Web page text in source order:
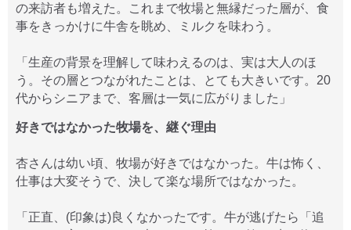
の来訪者も増えた。これまで牧場と無縁だった層が、食
事をきっかけに牛舎を眺め、ミルクを味わう。
「生産の背景を理解して味わえるのは、実は大人のほ
う。その層とつながれたことは、とても大きいです。20
代からシニアまで、客層は一気に広がりました」
好きではなかった牧場を、継ぐ理由
杏さんは幼い頃、牧場が好きではなかった。牛は怖く、
仕事は大変そうで、決して楽な場所ではなかった。
「正直、(印象は)良くなかったです。牛が逃げたら「追